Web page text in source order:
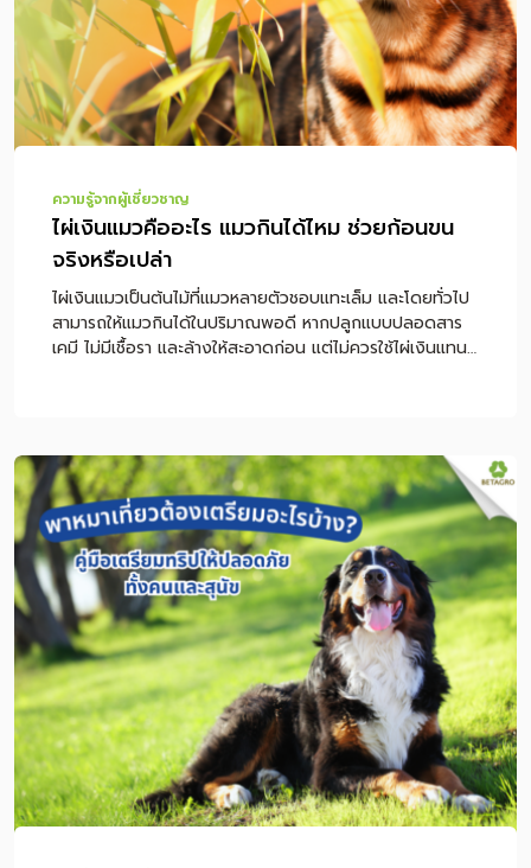
ความรู้จากผู้เชี่ยวชาญ
ไผ่เงินแมวคืออะไร แมวกินได้ไหม ช่วยก้อนขน
จริงหรือเปล่า
ไผ่เงินแมวเป็นต้นไม้ที่แมวหลายตัวชอบแทะเล็ม และโดยทั่วไป
สามารถให้แมวกินได้ในปริมาณพอดี หากปลูกแบบปลอดสาร
เคมี ไม่มีเชื้อรา และล้างให้สะอาดก่อน แต่ไม่ควรใช้ไผ่เงินแทน
โรค หากแมวมีอาการอาเจียนซ้ำ หายใจผิดปกติ เบื่ออาหาร หรือ
ขับถ่ายผิดปกติ ควรปรึกษาสัตวแพทย์โดยตรง สารบัญเนื้อหา
ไผ่เงินแมวคืออะไร แมวกินไผ่เงินได้ไหม ปลอดภัยหรือเปล่า
ทำไมแมวถึงชอบกินไผ่เงิน ไผ่เงินช่วยก้อนขนแมวได้จริงไหม
วิธีดูแลแมวที่มีปัญหาก้อนขนอย่างถูกต้อง วิธีปลูกไผ่เงินแมว
ให้ปลอดภัย ไผ่เงิน หญ้าแมว และตำแยแมวต่างกันอย่างไร
ไผ่เงินแมวเหมาะกับแมวแบบไหน อาการแบบไหนควรหยุดให้กิน
และพบสัตวแพทย์ สรุปการให้ไผ่เงินแมวอย่างปลอดภัย
คำถามที่พบบ่อยเกี่ยวกับไผ่เงินแมว ไผ่เงินแมวคืออะไร ไผ่เงิน
แมว หรือที่หลายคนเรียกว่า “ไผ่แมว” เป็นไม้ประดับใบเรียวยาว
มีลายสีเขียวสลับขาว นิยมปลูกในกระถางเล็ก ๆ เพื่อให้แมว
แทะเล็มหรือเล่ […]